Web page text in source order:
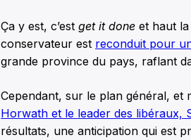
Ça y est, c’est get it done et haut
conservateur est reconduit pour
grande province du pays, raflant
Cependant, sur le plan général, et
Horwath et le leader des libéraux,
résultats, une anticipation qui est